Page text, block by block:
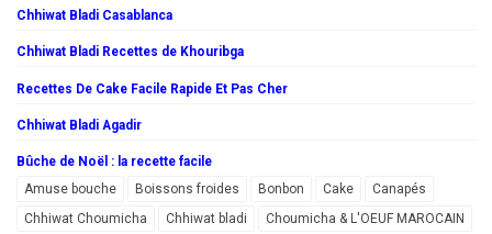
Chhiwat Bladi Casablanca
Chhiwat Bladi Recettes de Khouribga
Recettes De Cake Facile Rapide Et Pas Cher
Chhiwat Bladi Agadir
Bûche de Noël : la recette facile
Amuse bouche
Boissons froides Bonbon Cake
Canapés
Chhiwat Choumicha
Chhiwat bladi
Choumicha & L'OEUF MAROCAIN